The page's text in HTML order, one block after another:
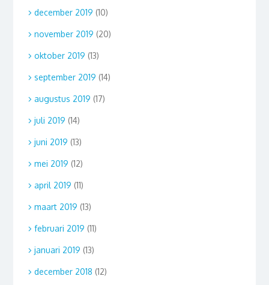
december 2019 (10)
november 2019 (20)
oktober 2019 (13)
september 2019 (14)
augustus 2019 (17)
juli 2019 (14)
juni 2019 (13)
mei 2019 (12)
april 2019 (11)
maart 2019 (13)
februari 2019 (11)
januari 2019 (13)
december 2018 (12)